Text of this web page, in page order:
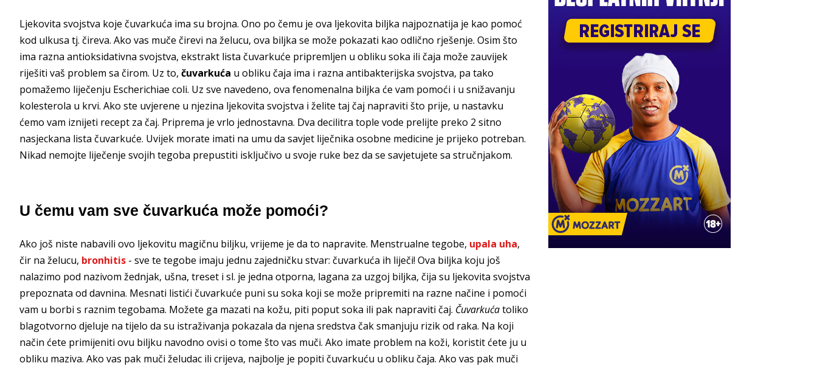
Ljekovita svojstva koje čuvarkuća ima su brojna. Ono po čemu je ova ljekovita biljka najpoznatija je kao pomoć
kod ulkusa tj. čireva. Ako vas muče čirevi na želucu, ova biljka se može pokazati kao odlično rješenje. Osim što
ima razna antioksidativna svojstva, ekstrakt lista čuvarkuće pripremljen u obliku soka ili čaja može zauvijek
riješiti vaš problem sa čirom. Uz to, čuvarkuća u obliku čaja ima i razna antibakterijska svojstva, pa tako
pomažemo liječenju Escherichiae coli. Uz sve navedeno, ova fenomenalna biljka će vam pomoći i u snižavanju
kolesterola u krvi. Ako ste uvjerene u njezina ljekovita svojstva i želite taj čaj napraviti što prije, u nastavku
ćemo vam iznijeti recept za čaj. Priprema je vrlo jednostavna. Dva decilitra tople vode prelijte preko 2 sitno
nasjeckana lista čuvarkuće. Uvijek morate imati na umu da savjet liječnika osobne medicine je prijeko potreban.
Nikad nemojte liječenje svojih tegoba prepustiti isključivo u svoje ruke bez da se savjetujete sa stručnjakom.
U čemu vam sve čuvarkuća može pomoći?
Ako još niste nabavili ovo ljekovitu magičnu biljku, vrijeme je da to napravite. Menstrualne tegobe, upala uha,
čir na želucu, bronhitis - sve te tegobe imaju jednu zajedničku stvar: čuvarkuća ih liječi! Ova biljka koju još
nalazimo pod nazivom žednjak, ušna, treset i sl. je jedna otporna, lagana za uzgoj biljka, čija su ljekovita svojstva
prepoznata od davnina. Mesnati listići čuvarkuće puni su soka koji se može pripremiti na razne načine i pomoći
vam u borbi s raznim tegobama. Možete ga mazati na kožu, piti poput soka ili pak napraviti čaj. Čuvarkućatoliko
blagotvorno djeluje na tijelo da su istraživanja pokazala da njena sredstva čak smanjuju rizik od raka. Na koji
način ćete primijeniti ovu biljku navodno ovisi o tome što vas muči. Ako imate problem na koži, koristit ćete ju u
obliku maziva. Ako vas pak muči želudac ili crijeva, najbolje je popiti čuvarkuću u obliku čaja. Ako vas pak muči